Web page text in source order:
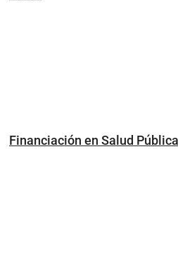
Financiación en Salud Pública